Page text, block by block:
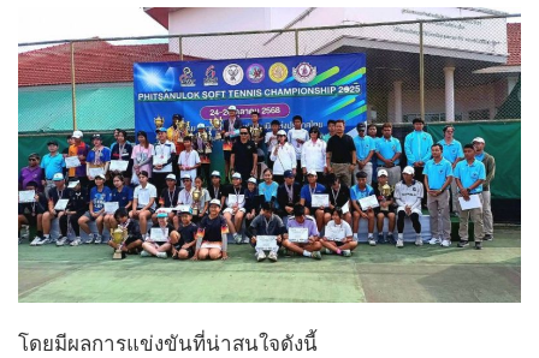
โดยมีผลการแข่งขันที่น่าสนใจดังนี้